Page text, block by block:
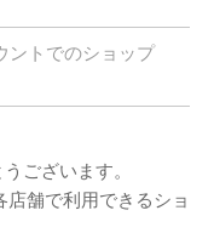
ントでのショップ
ございます。
舗で利用できるショ